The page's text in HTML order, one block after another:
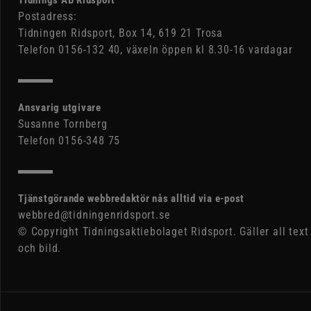
Postadress:
Tidningen Ridsport, Box 14, 619 21 Trosa
Telefon 0156-132 40, växeln öppen kl 8.30-16 vardagar
Ansvarig utgivare
Susanne Tornberg
Telefon 0156-348 75
Tjänstgörande webbredaktör nås alltid via e-post
webbred@tidningenridsport.se
© Copyright Tidningsaktiebolaget Ridsport. Gäller all text
och bild.